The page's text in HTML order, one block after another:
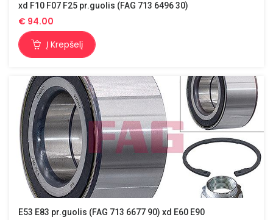
xd F10 F07 F25 pr.guolis (FAG 713 6496 30)
€ 94.00
Į Krepšelį
E53 E83 pr.guolis (FAG 713 6677 90) xd E60 E90